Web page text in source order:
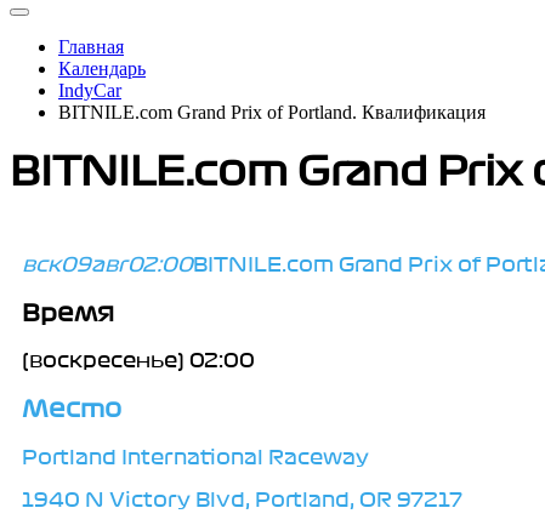
Главная
Календарь
IndyCar
BITNILE.com Grand Prix of Portland. Квалификация
BITNILE.com Grand
вск09авг02:00BITNILE.com Grand Prix of
Время
(воскресенье) 02:00
Место
Portland International Raceway
1940 N Victory Blvd, Portland, OR 97217